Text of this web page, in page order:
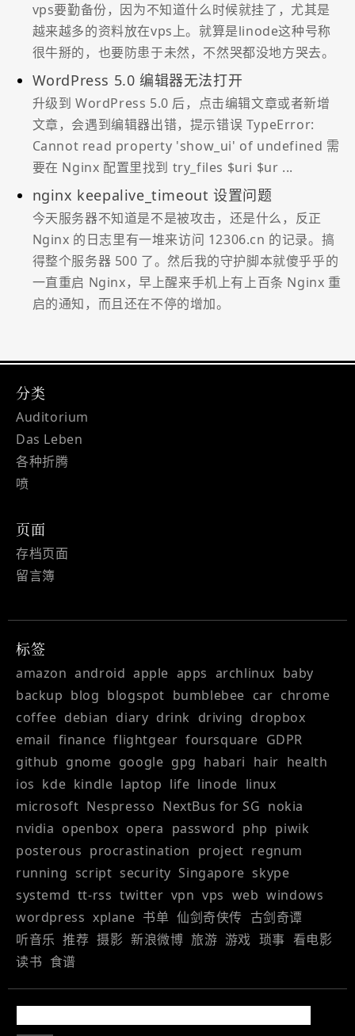
vps要勤备份，因为不知道什么时候就挂了，尤其是
越来越多的资料放在vps上。就算是linode这种号称
很牛掰的，也要防患于未然，不然哭都没地方哭去。
WordPress 5.0 编辑器无法打开
升级到 WordPress 5.0 后，点击编辑文章或者新增
文章，会遇到编辑器出错，提示错误 TypeError:
Cannot read property 'show_ui' of undefined 需
要在 Nginx 配置里找到 try_files $uri $ur ...
nginx keepalive_timeout 设置问题
今天服务器不知道是不是被攻击，还是什么，反正
Nginx 的日志里有一堆来访问 12306.cn 的记录。搞
得整个服务器 500 了。然后我的守护脚本就傻乎乎的
一直重启 Nginx，早上醒来手机上有上百条 Nginx 重
启的通知，而且还在不停的增加。
分类
Auditorium
Das Leben
各种折腾
喷
页面
存档页面
留言簿
标签
amazon android apple apps archlinux baby
backup blog blogspot bumblebee car chrome
coffee debian diary drink driving dropbox
email finance flightgear foursquare GDPR
github gnome google gpg habari hair health
ios kde kindle laptop life linode linux
microsoft Nespresso NextBus for SG nokia
nvidia openbox opera password php piwik
posterous procrastination project regnum
running script security Singapore skype
systemd tt-rss twitter vpn vps web windows
wordpress xplane 书单 仙剑奇侠传 古剑奇谭
听音乐 推荐 摄影 新浪微博 旅游 游戏 琐事 看电影
读书 食谱